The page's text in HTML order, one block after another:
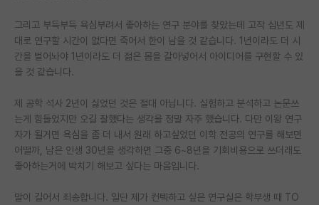
임용 후기 게시판
PI 전용 게시판
인문사회 계열 게시판
특수/전문대학원 게시판
반도체/AI 게시판
장학금/장학생 게시판
학술 정보 게시판
그리고 부득부득 욕심부려서 좋아하는 연구 분야를 찾았는데 고작 십년도 제
대로 연구할 시간이 없다면 죽어서 한이 남을 것 같습니다. 1년이라도 더 시
간을 벌어놔야 1년이라도 더 젊은 몸을 갈아넣어서 아이디어를 구현할 수 있
을 것 같습니다.
제 공학 석사 2년이 싫었던 것은 절대 아닙니다. 실험하고 분석하고 논문쓰
는게 힘들었지만 오길 잘했다는 생각을 정말 자주 했습니다. 다만 이왕 연구
자가 될거면 욕심을 좀 더 내서 원래 하고싶었던 이학 전공의 연구를 해보면
어떨까, 남은 인생 30년을 생각하면 그중 6~8년을 기회비용으로 쓰더래도
좋아하는거에 박치기 해보고 싶다는 마음입니다.
말이 길어서 죄송합니다. 일단 제가 컨텍하고 싶은 연구실은 학부생 때 TO